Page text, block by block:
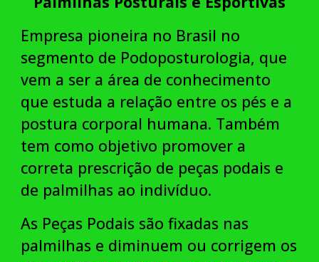
Empresa pioneira no Brasil no
segmento de Podoposturologia, que
vem a ser a área de conhecimento
que estuda a relação entre os pés e a
postura corporal humana. Também
tem como objetivo promover a
correta prescrição de peças podais e
de palmilhas ao indivíduo.
As Peças Podais são fixadas nas
palmilhas e diminuem ou corrigem os